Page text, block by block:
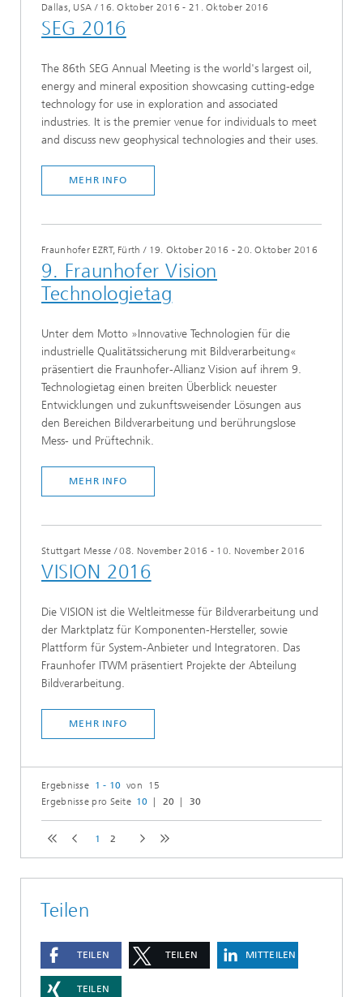
Dallas, USA / 16. Oktober 2016 - 21. Oktober 2016
SEG 2016
The 86th SEG Annual Meeting is the world's largest oil,
energy and mineral exposition showcasing cutting-edge
technology for use in exploration and associated
industries. It is the premier venue for individuals to meet
and discuss new geophysical technologies and their uses.
MEHR INFO
Fraunhofer EZRT, Fürth / 19. Oktober 2016 - 20. Oktober 2016
9. Fraunhofer Vision
Technologietag
Unter dem Motto »Innovative Technologien für die
industrielle Qualitätssicherung mit Bildverarbeitung«
präsentiert die Fraunhofer-Allianz Vision auf ihrem 9.
Technologietag einen breiten Überblick neuester
Entwicklungen und zukunftsweisender Lösungen aus
den Bereichen Bildverarbeitung und berührungslose
Mess- und Prüftechnik.
MEHR INFO
Stuttgart Messe /08. November 2016 - 10. November 2016
VISION 2016
Die VISION ist die Weltleitmesse für Bildverarbeitung und
der Marktplatz für Komponenten-Hersteller, sowie
Plattform für System-Anbieter und Integratoren. Das
Fraunhofer ITWM präsentiert Projekte der Abteilung
Bildverarbeitung.
MEHR INFO
Ergebnisse 1 - 10 von 15
Ergebnisse pro Seite 10 20 30
1 2
Teilen
TEILEN TEILEN MITTEILEN
TEILEN